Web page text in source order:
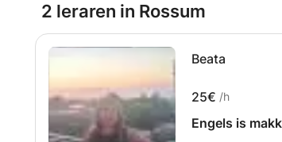
2 leraren in Rossum
Beata
25€ /h
Engels is